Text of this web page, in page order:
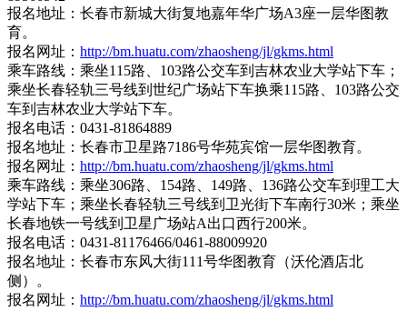
报名地址：长春市新城大街复地嘉年华广场A3座一层华图教
育。
报名网址： http://bm.huatu.com/zhaosheng/jl/gkms.html
乘车路线：乘坐115路、103路公交车到吉林农业大学站下车；
乘坐长春轻轨三号线到世纪广场站下车换乘115路、103路公交
车到吉林农业大学站下车。
报名电话：0431-81864889
报名地址：长春市卫星路7186号华苑宾馆一层华图教育。
报名网址： http://bm.huatu.com/zhaosheng/jl/gkms.html
乘车路线：乘坐306路、154路、149路、136路公交车到理工大
学站下车；乘坐长春轻轨三号线到卫光街下车南行30米；乘坐
长春地铁一号线到卫星广场站A出口西行200米。
报名电话：0431-81176466/0461-88009920
报名地址：长春市东风大街111号华图教育（沃伦酒店北
侧）。
报名网址： http://bm.huatu.com/zhaosheng/jl/gkms.html